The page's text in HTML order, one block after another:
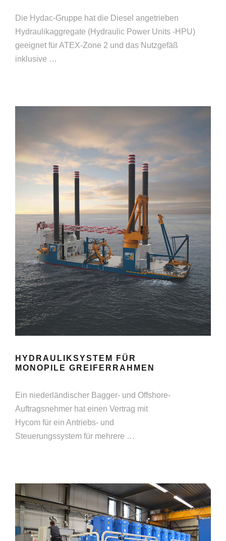
Die Hydac-Gruppe hat die Diesel angetrieben
Hydraulikaggregate (Hydraulic Power Units -HPU)
geeignet für ATEX-Zone 2 und das Nutzgefäß
inklusive …
HYDRAULIKSYSTEM FÜR
MONOPILE GREIFERRAHMEN
Ein niederländischer Bagger- und Offshore-
Auftragsnehmer hat einen Vertrag mit
Hycom für ein Antriebs- und
Steuerungssystem für mehrere …